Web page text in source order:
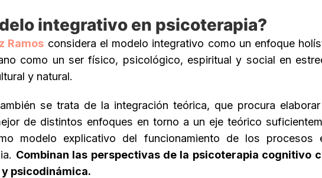
integrativo en psicoterapia?
Ramos considera el modelo integrativo como un enfoque
como un ser físico, psicológico, espiritual y social en
y natural.
se trata de la integración teórica, que procura
de distintos enfoques en torno a un eje teórico
modelo explicativo del funcionamiento de los procesos
Combinan las perspectivas de la psicoterapia cognitivo
psicodinámica.